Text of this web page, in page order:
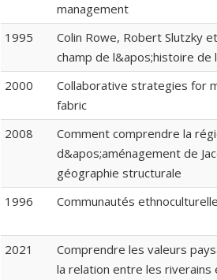
management
1995
Colin Rowe, Robert Slutzky
champ de l&apos;histoire
2000
Collaborative strategies for
fabric
2008
Comment comprendre la
d&apos;aménagement de
géographie structurale
1996 Communautés
2021
Comprendre les valeurs
la relation entre les riverains